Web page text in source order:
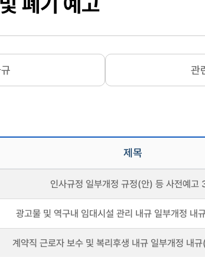
관
제목
인사규정 일부개정 규정(안) 등 사전예고
광고물 및 역구내 임대시설 관리 내규 일부개정 내
계약직 근로자 보수 및 복리후생 내규 일부개정 내